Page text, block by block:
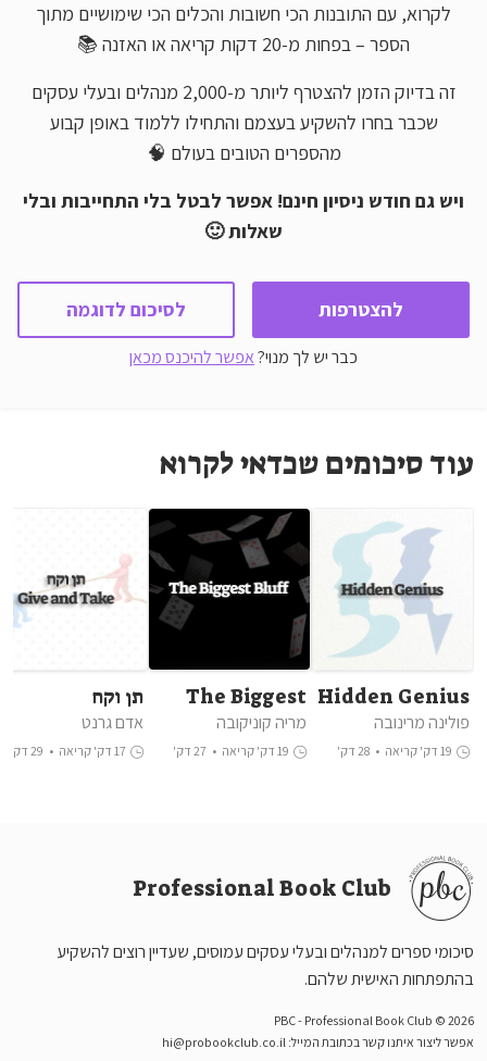
לקרוא, עם התובנות הכי חשובות והכלים הכי שימושיים מתוך
הספר – בפחות מ-20 דקות קריאה או האזנה 📚
זה בדיוק הזמן להצטרף ליותר מ-2,000 מנהלים ובעלי עסקים
שכבר בחרו להשקיע בעצמם והתחילו ללמוד באופן קבוע
מהספרים הטובים בעולם 🧠
ויש גם חודש ניסיון חינם! אפשר לבטל בלי התחייבות ובלי
שאלות 🙂
להצטרפות לסיכום לדוגמה
כבר יש לך מנוי?אפשר להיכנס מכאן
עוד סיכומים שכדאי לקרוא
Hidden Genius
פולינה מרינובה
פומפליאנו
•
28 דק'
The Biggest
Bluff
מריה קוניקובה
•
27 דק'
תן וקח
אדם גרנט
•
29 דק'
Professional Book Club
סיכומי ספרים למנהלים ובעלי עסקים עמוסים, שעדיין רוצים להשקיע
בהתפתחות האישית שלהם.
PBC - Professional Book Club © 2026
אפשר ליצור איתנו קשר בכתובת המייל: hi@probookclub.co.il